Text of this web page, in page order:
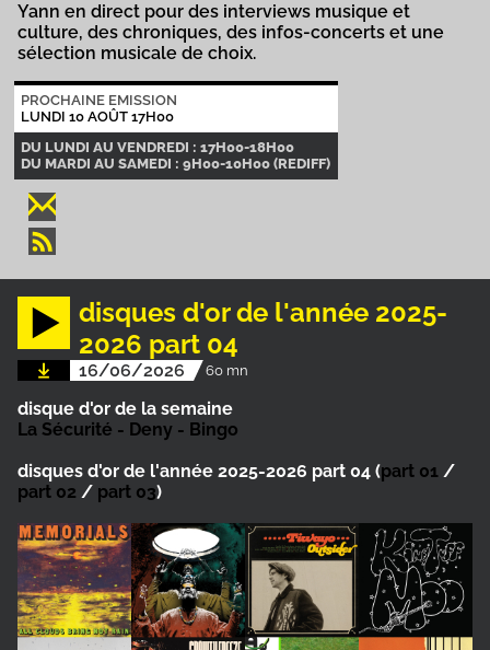
Yann en direct pour des interviews musique et
culture, des chroniques, des infos-concerts et une
sélection musicale de choix.
PROCHAINE EMISSION
LUNDI 10 AOÛT 17H00
DU LUNDI AU VENDREDI : 17H00-18H00
DU MARDI AU SAMEDI : 9H00-10H00 (REDIFF)
disques d'or de l'année 2025-
2026 part 04
16/06/2026 60 mn
disque d'or de la semaine
La Sécurité - Deny - Bingo
disques d'or de l'année 2025-2026 part 04 (part 01 /
part 02 / part 03)